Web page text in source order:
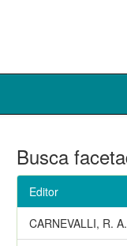
Busca
Editor
CARNEVALLI, R. A.